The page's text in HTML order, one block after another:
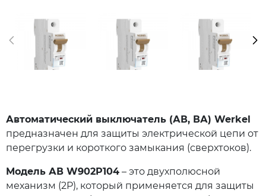
Автоматический выключатель (АВ, ВА) Werkel
предназначен для защиты электрической цепи от
перегрузки и короткого замыкания (сверхтоков).
Модель АВ W902P104 – это двухполюсной
механизм (2P), который применяется для защиты